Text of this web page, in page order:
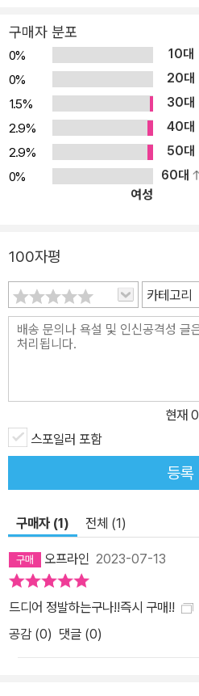
구매자 분포
0% 10대
0%
20대
1.5%
30대
2.9%
40대
2.9%
50대
0%
60대
여성
100자평
카테고리
현재 0
스포일러 포함
등록
구매자 (1) 전체 (1)
오프라인 2023-07-13
드디어 정발하는구나!!즉시 구매!!
공감 (0) 댓글 (0)